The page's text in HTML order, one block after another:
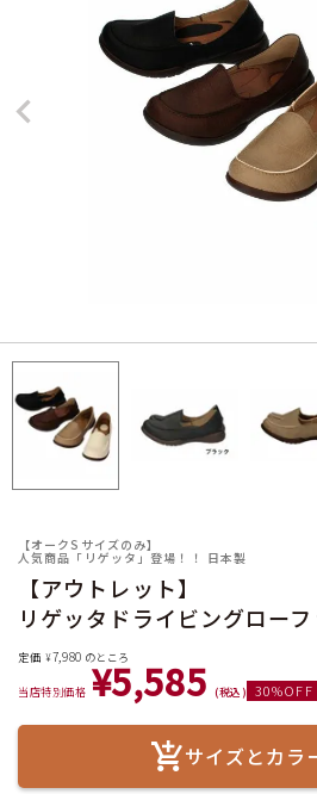
【オークSサイズのみ】
人気商品「リゲッタ」登場！！ 日本製
【アウトレット】
リゲッタドライビングロー
定価 ¥7,980 のところ
当店特別価格 ¥5,585 税込 30%OFF
サイズとカラ
ヒールの高さ
絞り込んで検